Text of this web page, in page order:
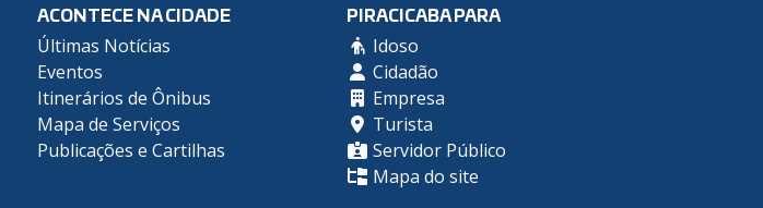
ACONTECE NA CIDADE
Últimas Notícias
Eventos
Itinerários de Ônibus
Mapa de Serviços
Publicações e Cartilhas
PIRACICABA PARA
Idoso
Cidadão
Empresa
Turista
Servidor Público
Mapa do site